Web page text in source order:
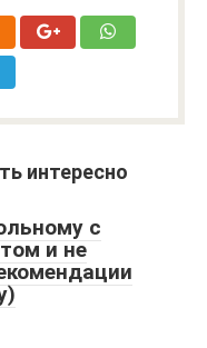
интересно
с
и не